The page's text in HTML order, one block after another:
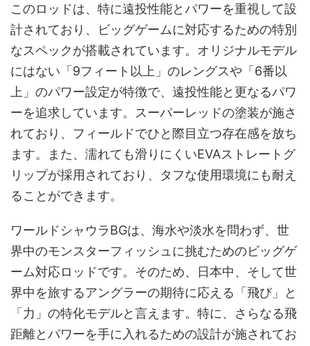
このロッドは、特に遠投性能とパワーを重視して設
計されており、ビッグゲームに対応するための特別
なスペックが搭載されています。オリジナルモデル
にはない「9フィート以上」のレングスや「6番以
上」のパワー設定が特徴で、遠投性能と更なるパワ
ーを追求しています。スーパーレッドの塗装が施さ
れており、フィールドでひと際目立つ存在感を放ち
ます。また、濡れても滑りにくいEVAストレートグ
リップが採用されており、タフな使用環境にも耐え
ることができます。
ワールドシャウラBGは、海水や淡水を問わず、世
界中のモンスターフィッシュに挑むためのビッグゲ
ーム対応ロッドです。そのため、日本中、そして世
界中を旅するアングラーの期待に応える「飛び」と
「力」の特化モデルと言えます。特に、さらなる飛
距離とパワーを手に入れるための設計が施されてお